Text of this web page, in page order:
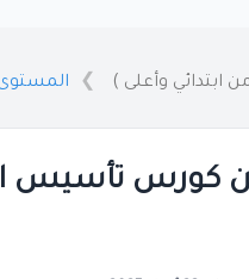
ابتدائي وأعلى ) المستوى
كورس تأسيس